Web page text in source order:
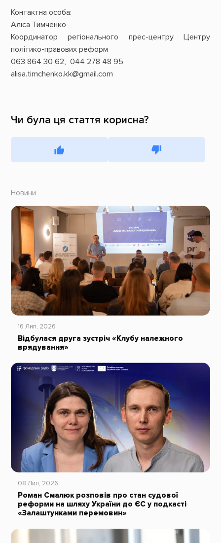
Контактна особа:
Аліса Тимченко
Координатор регіонального прес-центру Центру
політико-правових реформ
063 864 30 62, 044 278 48 95
alisa.timchenko.kk@gmail.com
Чи була ця стаття корисна?
Новини
16 Лип, 2026
Відбулася друга зустріч «Клубу належного
врядування»
08 Лип, 2026
Роман Смалюк розповів про стан судової
реформи на шляху України до ЄС у подкасті
«Залаштунками перемовин»